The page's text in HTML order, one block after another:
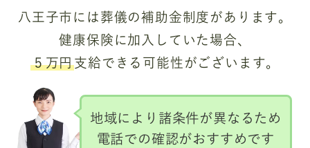
八王子市には葬儀の補助金制度があります。
健康保険に加入していた場合、
５万円支給できる可能性がございます。
地域により諸条件が異なるため
電話での確認がおすすめです